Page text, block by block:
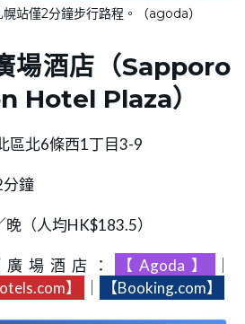
站僅2分鐘步行路程。（agoda）
場酒店（Sapporo
Hotel Plaza）
區北6條西1丁目3-9
分鐘
（人均HK$183.5）
場酒店： 【Agoda】
】 【Booking.com】